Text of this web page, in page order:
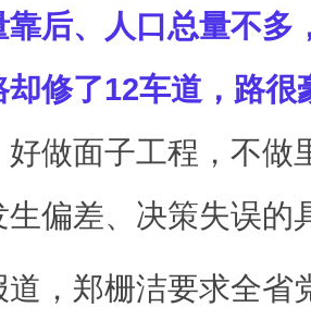
后、人口总量不多
却修了12车道，路很
好做面子工程，不做
偏差、决策失误的
，郑栅洁要求全省